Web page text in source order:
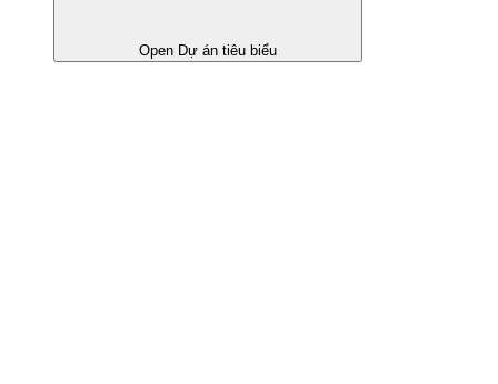
Open Dự án tiêu biểu